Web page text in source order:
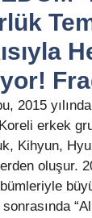
2015
erkek
Kihyun,
oluşur.